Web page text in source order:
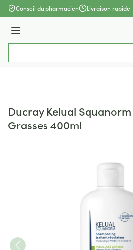
Aller au contenu
Conseil du pharmacien Livraison rapide
Menu
Rechercher
Ducray Kelual Squanorm
Grasses 400ml